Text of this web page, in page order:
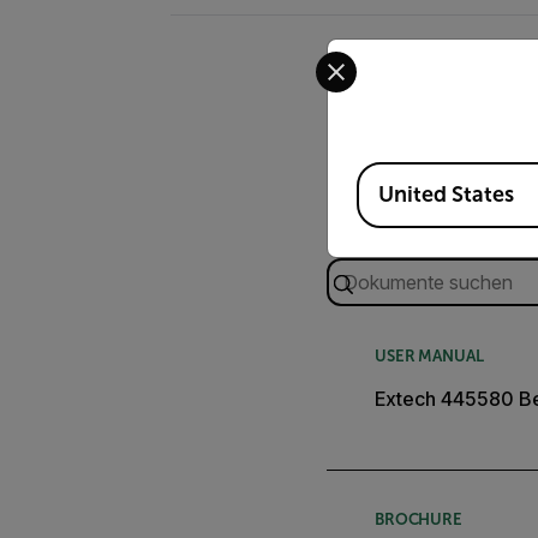
Suchen
USER MANUAL
Extech 445580
BROCHURE
Select your preferred
Available Locations
United States